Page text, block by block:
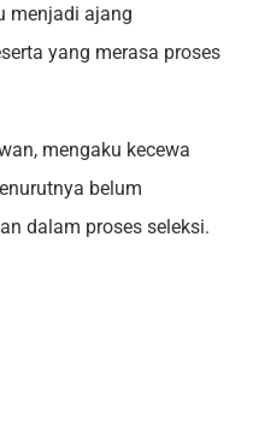
menjadi ajang
yang merasa proses
mengaku kecewa
belum
dalam proses seleksi.